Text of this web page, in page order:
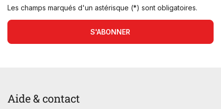
Les champs marqués d'un astérisque (*) sont obligatoires.
S'ABONNER
Aide & contact